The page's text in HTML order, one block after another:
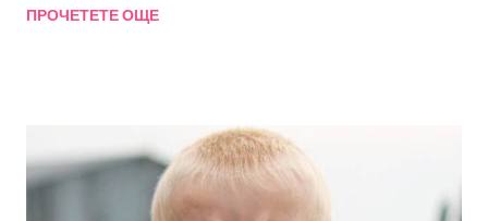
провеждали множество обучения за специалисти вече
научно разбиране); Произход и развитие на емоциите;
Емоции, чувства и емоционални състояния - Психология на
емоциите – неврологични аспекти - Етапи на развитие на
ПРОЧЕТЕТЕ ОЩЕ